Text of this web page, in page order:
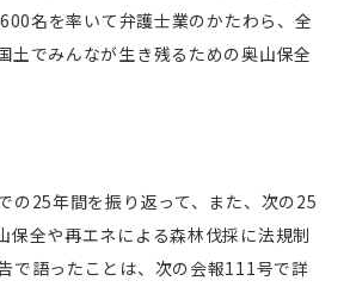
名を率いて弁護士業のかたわら、全
土でみんなが生き残るための奥山保全
の25年間を振り返って、また、次の25
保全や再エネによる森林伐採に法規制
で語ったことは、次の会報111号で詳